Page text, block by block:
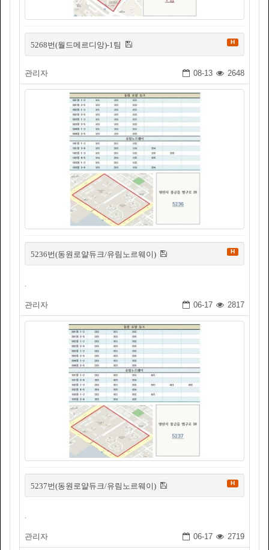
5268번(월드메르디앙)-1팀 H
관리자 08-13 2648
5236번(동원로얄듀크/유림노르웨이) H
.
관리자 06-17 2817
5237번(동원로얄듀크/유림노르웨이) H
.
관리자 06-17 2719